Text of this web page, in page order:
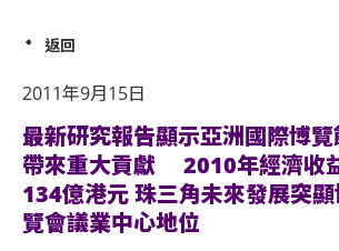
返回
2011年9月15日
最新研究報告顯示亞洲國際博
帶來重大貢獻 2010年經濟收
134億港元 珠三角未來發展突
覽會議業中心地位